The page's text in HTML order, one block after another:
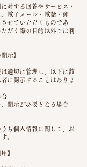
対する回答やサービス・
電子メール・電話・郵
せていただくものであ
だく際の目的以外では利
示】
適切に管理し、以下に該
に開示することはありま
合
開示が必要となる場合
ち個人情報に関して、以
。
】